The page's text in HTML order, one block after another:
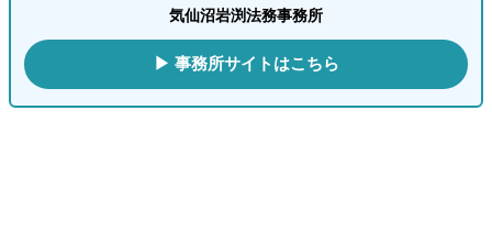
気仙沼岩渕法務事務所
▶ 事務所サイトはこちら